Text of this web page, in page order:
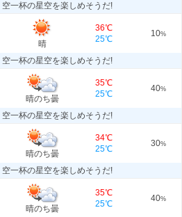
空一杯の星空を楽しめそうだ!
晴
36℃
25℃
10%
空一杯の星空を楽しめそうだ!
晴のち曇
35℃
25℃
40%
空一杯の星空を楽しめそうだ!
晴のち曇
34℃
25℃
30%
空一杯の星空を楽しめそうだ!
晴のち曇
35℃
25℃
40%